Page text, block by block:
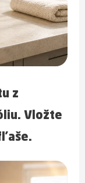
z
Vložte